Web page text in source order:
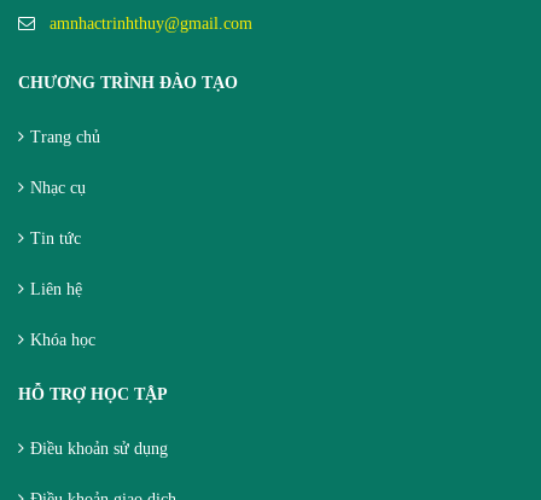
amnhactrinhthuy@gmail.com
CHƯƠNG TRÌNH ĐÀO TẠO
Trang chủ
Nhạc cụ
Tin tức
Liên hệ
Khóa học
HỖ TRỢ HỌC TẬP
Điều khoản sử dụng